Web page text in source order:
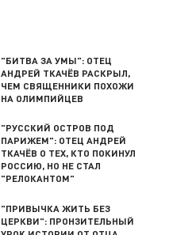
"БИТВА ЗА УМЫ": ОТЕЦ
АНДРЕЙ ТКАЧЁВ РАСКРЫЛ,
ЧЕМ СВЯЩЕННИКИ ПОХОЖИ
НА ОЛИМПИЙЦЕВ
"РУССКИЙ ОСТРОВ ПОД
ПАРИЖЕМ": ОТЕЦ АНДРЕЙ
ТКАЧЁВ О ТЕХ, КТО ПОКИНУЛ
РОССИЮ, НО НЕ СТАЛ
"РЕЛОКАНТОМ"
"ПРИВЫЧКА ЖИТЬ БЕЗ
ЦЕРКВИ": ПРОНЗИТЕЛЬНЫЙ